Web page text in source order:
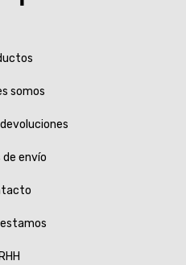
somos
de envío
estamos